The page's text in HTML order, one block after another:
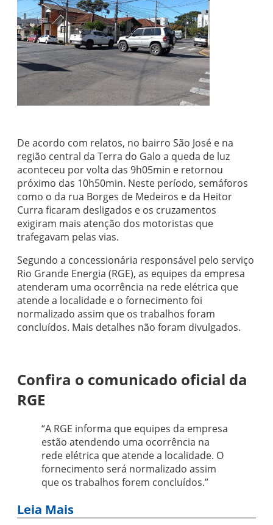
De acordo com relatos, no bairro São José e na
região central da Terra do Galo a queda de luz
aconteceu por volta das 9h05min e retornou
próximo das 10h50min. Neste período, semáforos
como o da rua Borges de Medeiros e da Heitor
Curra ficaram desligados e os cruzamentos
exigiram mais atenção dos motoristas que
trafegavam pelas vias.
Segundo a concessionária responsável pelo serviço
Rio Grande Energia (RGE), as equipes da empresa
atenderam uma ocorrência na rede elétrica que
atende a localidade e o fornecimento foi
normalizado assim que os trabalhos foram
concluídos. Mais detalhes não foram divulgados.
Confira o comunicado oficial da
RGE
“A RGE informa que equipes da empresa
estão atendendo uma ocorrência na
rede elétrica que atende a localidade. O
fornecimento será normalizado assim
que os trabalhos forem concluídos.”
Leia Mais